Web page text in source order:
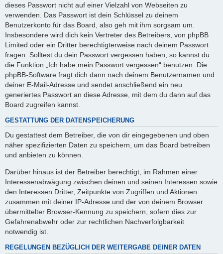
dieses Passwort nicht auf einer Vielzahl von Webseiten zu
verwenden. Das Passwort ist dein Schlüssel zu deinem
Benutzerkonto für das Board, also geh mit ihm sorgsam um.
Insbesondere wird dich kein Vertreter des Betreibers, von phpBB
Limited oder ein Dritter berechtigterweise nach deinem Passwort
fragen. Solltest du dein Passwort vergessen haben, so kannst du
die Funktion „Ich habe mein Passwort vergessen“ benutzen. Die
phpBB-Software fragt dich dann nach deinem Benutzernamen und
deiner E-Mail-Adresse und sendet anschließend ein neu
generiertes Passwort an diese Adresse, mit dem du dann auf das
Board zugreifen kannst.
GESTATTUNG DER DATENSPEICHERUNG
Du gestattest dem Betreiber, die von dir eingegebenen und oben
näher spezifizierten Daten zu speichern, um das Board betreiben
und anbieten zu können.
Darüber hinaus ist der Betreiber berechtigt, im Rahmen einer
Interessenabwägung zwischen deinen und seinen Interessen sowie
den Interessen Dritter, Zeitpunkte von Zugriffen und Aktionen
zusammen mit deiner IP-Adresse und der von deinem Browser
übermittelter Browser-Kennung zu speichern, sofern dies zur
Gefahrenabwehr oder zur rechtlichen Nachverfolgbarkeit
notwendig ist.
REGELUNGEN BEZÜGLICH DER WEITERGABE DEINER DATEN